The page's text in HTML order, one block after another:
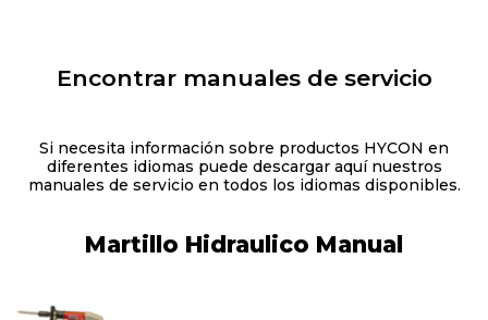
Encontrar manuales de servicio
Si necesita información sobre productos HYCON en
diferentes idiomas puede descargar aquí nuestros
manuales de servicio en todos los idiomas disponibles.
Martillo Hidraulico Manual